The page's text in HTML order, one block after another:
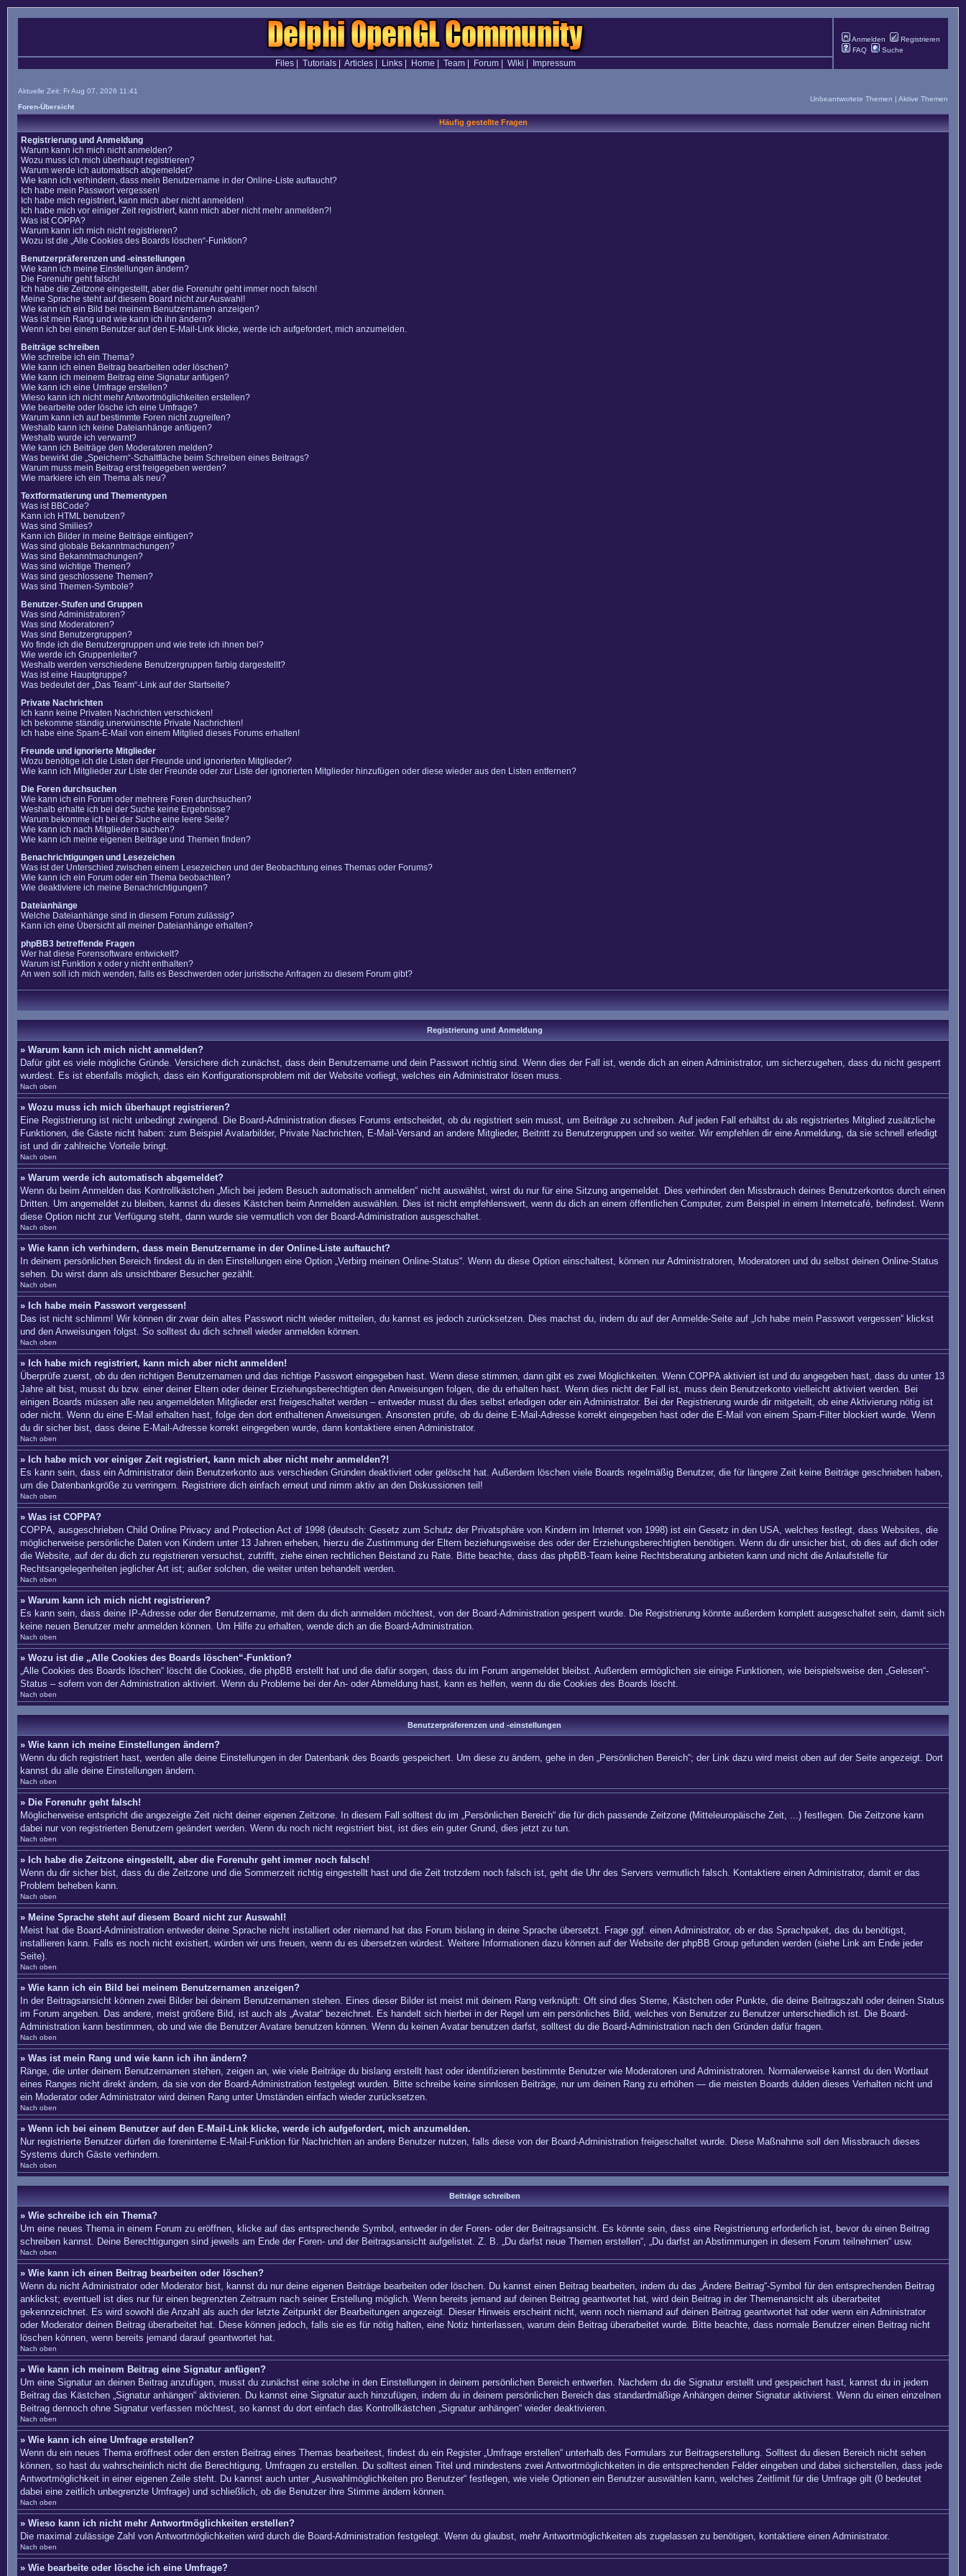
Anmelden
Registrieren
FAQ
Suche
Files| Tutorials| Articles| Links| Home Team| Forum| Wiki Impressum
Aktuelle Zeit: Fr Aug 07, 2026 11:41
Foren-Übersicht
Unbeantwortete Themen | Aktive Themen
Häufig gestellte Fragen
Registrierung und Anmeldung
Warum kann ich mich nicht anmelden?
Wozu muss ich mich überhaupt registrieren?
Warum werde ich automatisch abgemeldet?
Wie kann ich verhindern, dass mein Benutzername in der Online-Liste auftaucht?
Ich habe mein Passwort vergessen!
Ich habe mich registriert, kann mich aber nicht anmelden!
Ich habe mich vor einiger Zeit registriert, kann mich aber nicht mehr anmelden?!
Was ist COPPA?
Warum kann ich mich nicht registrieren?
Wozu ist die „Alle Cookies des Boards löschen“-Funktion?
Benutzerpräferenzen und -einstellungen
Wie kann ich meine Einstellungen ändern?
Die Forenuhr geht falsch!
Ich habe die Zeitzone eingestellt, aber die Forenuhr geht immer noch falsch!
Meine Sprache steht auf diesem Board nicht zur Auswahl!
Wie kann ich ein Bild bei meinem Benutzernamen anzeigen?
Was ist mein Rang und wie kann ich ihn ändern?
Wenn ich bei einem Benutzer auf den E-Mail-Link klicke, werde ich aufgefordert, mich anzumelden.
Beiträge schreiben
Wie schreibe ich ein Thema?
Wie kann ich einen Beitrag bearbeiten oder löschen?
Wie kann ich meinem Beitrag eine Signatur anfügen?
Wie kann ich eine Umfrage erstellen?
Wieso kann ich nicht mehr Antwortmöglichkeiten erstellen?
Wie bearbeite oder lösche ich eine Umfrage?
Warum kann ich auf bestimmte Foren nicht zugreifen?
Weshalb kann ich keine Dateianhänge anfügen?
Weshalb wurde ich verwarnt?
Wie kann ich Beiträge den Moderatoren melden?
Was bewirkt die „Speichern“-Schaltfläche beim Schreiben eines Beitrags?
Warum muss mein Beitrag erst freigegeben werden?
Wie markiere ich ein Thema als neu?
Textformatierung und Thementypen
Was ist BBCode?
Kann ich HTML benutzen?
Was sind Smilies?
Kann ich Bilder in meine Beiträge einfügen?
Was sind globale Bekanntmachungen?
Was sind Bekanntmachungen?
Was sind wichtige Themen?
Was sind geschlossene Themen?
Was sind Themen-Symbole?
Benutzer-Stufen und Gruppen
Was sind Administratoren?
Was sind Moderatoren?
Was sind Benutzergruppen?
Wo finde ich die Benutzergruppen und wie trete ich ihnen bei?
Wie werde ich Gruppenleiter?
Weshalb werden verschiedene Benutzergruppen farbig dargestellt?
Was ist eine Hauptgruppe?
Was bedeutet der „Das Team“-Link auf der Startseite?
Private Nachrichten
Ich kann keine Privaten Nachrichten verschicken!
Ich bekomme ständig unerwünschte Private Nachrichten!
Ich habe eine Spam-E-Mail von einem Mitglied dieses Forums erhalten!
Freunde und ignorierte Mitglieder
Wozu benötige ich die Listen der Freunde und ignorierten Mitglieder?
Wie kann ich Mitglieder zur Liste der Freunde oder zur Liste der ignorierten Mitglieder hinzufügen oder diese wieder aus den Listen entfernen?
Die Foren durchsuchen
Wie kann ich ein Forum oder mehrere Foren durchsuchen?
Weshalb erhalte ich bei der Suche keine Ergebnisse?
Warum bekomme ich bei der Suche eine leere Seite?
Wie kann ich nach Mitgliedern suchen?
Wie kann ich meine eigenen Beiträge und Themen finden?
Benachrichtigungen und Lesezeichen
Was ist der Unterschied zwischen einem Lesezeichen und der Beobachtung eines Themas oder Forums?
Wie kann ich ein Forum oder ein Thema beobachten?
Wie deaktiviere ich meine Benachrichtigungen?
Dateianhänge
Welche Dateianhänge sind in diesem Forum zulässig?
Kann ich eine Übersicht all meiner Dateianhänge erhalten?
phpBB3 betreffende Fragen
Wer hat diese Forensoftware entwickelt?
Warum ist Funktion x oder y nicht enthalten?
An wen soll ich mich wenden, falls es Beschwerden oder juristische Anfragen zu diesem Forum gibt?
Registrierung und Anmeldung
» Warum kann ich mich nicht anmelden?
Dafür gibt es viele mögliche Gründe. Versichere dich zunächst, dass dein Benutzername und dein Passwort richtig sind. Wenn dies der Fall ist, wende dich an einen Administrator, um sicherzugehen, dass du nicht gesperrt
wurdest. Es ist ebenfalls möglich, dass ein Konfigurationsproblem mit der Website vorliegt, welches ein Administrator lösen muss.
Nach oben
» Wozu muss ich mich überhaupt registrieren?
Eine Registrierung ist nicht unbedingt zwingend. Die Board-Administration dieses Forums entscheidet, ob du registriert sein musst, um Beiträge zu schreiben. Auf jeden Fall erhältst du als registriertes Mitglied zusätzliche
Funktionen, die Gäste nicht haben: zum Beispiel Avatarbilder, Private Nachrichten, E-Mail-Versand an andere Mitglieder, Beitritt zu Benutzergruppen und so weiter. Wir empfehlen dir eine Anmeldung, da sie schnell erledigt
ist und dir zahlreiche Vorteile bringt.
Nach oben
» Warum werde ich automatisch abgemeldet?
Wenn du beim Anmelden das Kontrollkästchen „Mich bei jedem Besuch automatisch anmelden“ nicht auswählst, wirst du nur für eine Sitzung angemeldet. Dies verhindert den Missbrauch deines Benutzerkontos durch einen
Dritten. Um angemeldet zu bleiben, kannst du dieses Kästchen beim Anmelden auswählen. Dies ist nicht empfehlenswert, wenn du dich an einem öffentlichen Computer, zum Beispiel in einem Internetcafé, befindest. Wenn
diese Option nicht zur Verfügung steht, dann wurde sie vermutlich von der Board-Administration ausgeschaltet.
Nach oben
» Wie kann ich verhindern, dass mein Benutzername in der Online-Liste auftaucht?
In deinem persönlichen Bereich findest du in den Einstellungen eine Option „Verbirg meinen Online-Status“. Wenn du diese Option einschaltest, können nur Administratoren, Moderatoren und du selbst deinen Online-Status
sehen. Du wirst dann als unsichtbarer Besucher gezählt.
Nach oben
» Ich habe mein Passwort vergessen!
Das ist nicht schlimm! Wir können dir zwar dein altes Passwort nicht wieder mitteilen, du kannst es jedoch zurücksetzen. Dies machst du, indem du auf der Anmelde-Seite auf „Ich habe mein Passwort vergessen“ klickst
und den Anweisungen folgst. So solltest du dich schnell wieder anmelden können.
Nach oben
» Ich habe mich registriert, kann mich aber nicht anmelden!
Überprüfe zuerst, ob du den richtigen Benutzernamen und das richtige Passwort eingegeben hast. Wenn diese stimmen, dann gibt es zwei Möglichkeiten. Wenn COPPAaktiviert ist und du angegeben hast, dass du unter 13
Jahre alt bist, musst du bzw. einer deiner Eltern oder deiner Erziehungsberechtigten den Anweisungen folgen, die du erhalten hast. Wenn dies nicht der Fall ist, muss dein Benutzerkonto vielleicht aktiviert werden. Bei
einigen Boards müssen alle neu angemeldeten Mitglieder erst freigeschaltet werden – entweder musst du dies selbst erledigen oder ein Administrator. Bei der Registrierung wurde dir mitgeteilt, ob eine Aktivierung nötig ist
oder nicht. Wenn du eine E-Mail erhalten hast, folge den dort enthaltenen Anweisungen. Ansonsten prüfe, ob du deine E-Mail-Adresse korrekt eingegeben hast oder die E-Mail von einem Spam-Filter blockiert wurde. Wenn
du dir sicher bist, dass deine E-Mail-Adresse korrekt eingegeben wurde, dann kontaktiere einen Administrator.
Nach oben
» Ich habe mich vor einiger Zeit registriert, kann mich aber nicht mehr anmelden?!
Es kann sein, dass ein Administrator dein Benutzerkonto aus verschieden Gründen deaktiviert oder gelöscht hat. Außerdem löschen viele Boards regelmäßig Benutzer, die für längere Zeit keine Beiträge geschrieben haben,
um die Datenbankgröße zu verringern. Registriere dich einfach erneut und nimm aktiv an den Diskussionen teil!
Nach oben
» Was ist COPPA?
COPPA, ausgeschrieben Child Online Privacy and Protection Act of 1998 (deutsch: Gesetz zum Schutz der Privatsphäre von Kindern im Internet von 1998) ist ein Gesetz in den USA, welches festlegt, dass Websites, die
möglicherweise persönliche Daten von Kindern unter 13 Jahren erheben, hierzu die Zustimmung der Eltern beziehungsweise des oder der Erziehungsberechtigten benötigen. Wenn du dir unsicher bist, ob dies auf dich oder
die Website, auf der du dich zu registrieren versuchst, zutrifft, ziehe einen rechtlichen Beistand zu Rate. Bitte beachte, dass das phpBB-Team keine Rechtsberatung anbieten kann und nicht die Anlaufstelle für
Rechtsangelegenheiten jeglicher Art ist; außer solchen, die weiter unten behandelt werden.
Nach oben
» Warum kann ich mich nicht registrieren?
Es kann sein, dass deine IP-Adresse oder der Benutzername, mit dem du dich anmelden möchtest, von der Board-Administration gesperrt wurde. Die Registrierung könnte außerdem komplett ausgeschaltet sein, damit sich
keine neuen Benutzer mehr anmelden können. Um Hilfe zu erhalten, wende dich an die Board-Administration.
Nach oben
» Wozu ist die „Alle Cookies des Boards löschen“-Funktion?
„Alle Cookies des Boards löschen“ löscht die Cookies, die phpBB erstellt hat und die dafür sorgen, dass du im Forum angemeldet bleibst. Außerdem ermöglichen sie einige Funktionen, wie beispielsweise den „Gelesen“-
Status – sofern von der Administration aktiviert. Wenn du Probleme bei der An- oder Abmeldung hast, kann es helfen, wenn du die Cookies des Boards löscht.
Nach oben
Benutzerpräferenzen und -einstellungen
» Wie kann ich meine Einstellungen ändern?
Wenn du dich registriert hast, werden alle deine Einstellungen in der Datenbank des Boards gespeichert. Um diese zu ändern, gehe in den „Persönlichen Bereich“; der Link dazu wird meist oben auf der Seite angezeigt. Dort
kannst du alle deine Einstellungen ändern.
Nach oben
» Die Forenuhr geht falsch!
Möglicherweise entspricht die angezeigte Zeit nicht deiner eigenen Zeitzone. In diesem Fall solltest du im „Persönlichen Bereich“ die für dich passende Zeitzone (Mitteleuropäische Zeit, ...) festlegen. Die Zeitzone kann
dabei nur von registrierten Benutzern geändert werden. Wenn du noch nicht registriert bist, ist dies ein guter Grund, dies jetzt zu tun.
Nach oben
» Ich habe die Zeitzone eingestellt, aber die Forenuhr geht immer noch falsch!
Wenn du dir sicher bist, dass du die Zeitzone und die Sommerzeit richtig eingestellt hast und die Zeit trotzdem noch falsch ist, geht die Uhr des Servers vermutlich falsch. Kontaktiere einen Administrator, damit er das
Problem beheben kann.
Nach oben
» Meine Sprache steht auf diesem Board nicht zur Auswahl!
Meist hat die Board-Administration entweder deine Sprache nicht installiert oder niemand hat das Forum bislang in deine Sprache übersetzt. Frage ggf. einen Administrator, ob er das Sprachpaket, das du benötigst,
installieren kann. Falls es noch nicht existiert, würden wir uns freuen, wenn du es übersetzen würdest. Weitere Informationen dazu können auf der Website der phpBB Group gefunden werden (siehe Link am Ende jeder
Seite).
Nach oben
» Wie kann ich ein Bild bei meinem Benutzernamen anzeigen?
In der Beitragsansicht können zwei Bilder bei deinem Benutzernamen stehen. Eines dieser Bilder ist meist mit deinem Rang verknüpft: Oft sind dies Sterne, Kästchen oder Punkte, die deine Beitragszahl oder deinen Status
im Forum angeben. Das andere, meist größere Bild, ist auch als „Avatar“ bezeichnet. Es handelt sich hierbei in der Regel um ein persönliches Bild, welches von Benutzer zu Benutzer unterschiedlich ist. Die Board-
Administration kann bestimmen, ob und wie die Benutzer Avatare benutzen können. Wenn du keinen Avatar benutzen darfst, solltest du die Board-Administration nach den Gründen dafür fragen.
Nach oben
» Was ist mein Rang und wie kann ich ihn ändern?
Ränge, die unter deinem Benutzernamen stehen, zeigen an, wie viele Beiträge du bislang erstellt hast oder identifizieren bestimmte Benutzer wie Moderatoren und Administratoren. Normalerweise kannst du den Wortlaut
eines Ranges nicht direkt ändern, da sie von der Board-Administration festgelegt wurden. Bitte schreibe keine sinnlosen Beiträge, nur um deinen Rang zu erhöhen — die meisten Boards dulden dieses Verhalten nicht und
ein Moderator oder Administrator wird deinen Rang unter Umständen einfach wieder zurücksetzen.
Nach oben
» Wenn ich bei einem Benutzer auf den E-Mail-Link klicke, werde ich aufgefordert, mich anzumelden.
Nur registrierte Benutzer dürfen die foreninterne E-Mail-Funktion für Nachrichten an andere Benutzer nutzen, falls diese von der Board-Administration freigeschaltet wurde. Diese Maßnahme soll den Missbrauch dieses
Systems durch Gäste verhindern.
Nach oben
Beiträge schreiben
» Wie schreibe ich ein Thema?
Um eine neues Thema in einem Forum zu eröffnen, klicke auf das entsprechende Symbol, entweder in der Foren- oder der Beitragsansicht. Es könnte sein, dass eine Registrierung erforderlich ist, bevor du einen Beitrag
schreiben kannst. Deine Berechtigungen sind jeweils am Ende der Foren- und der Beitragsansicht aufgelistet. Z. B. „Du darfst neue Themen erstellen“, „Du darfst an Abstimmungen in diesem Forum teilnehmen“ usw.
Nach oben
» Wie kann ich einen Beitrag bearbeiten oder löschen?
Wenn du nicht Administrator oder Moderator bist, kannst du nur deine eigenen Beiträge bearbeiten oder löschen. Du kannst einen Beitrag bearbeiten, indem du das „Ändere Beitrag“-Symbol für den entsprechenden Beitrag
anklickst; eventuell ist dies nur für einen begrenzten Zeitraum nach seiner Erstellung möglich. Wenn bereits jemand auf deinen Beitrag geantwortet hat, wird dein Beitrag in der Themenansicht als überarbeitet
gekennzeichnet. Es wird sowohl die Anzahl als auch der letzte Zeitpunkt der Bearbeitungen angezeigt. Dieser Hinweis erscheint nicht, wenn noch niemand auf deinen Beitrag geantwortet hat oder wenn ein Administrator
oder Moderator deinen Beitrag überarbeitet hat. Diese können jedoch, falls sie es für nötig halten, eine Notiz hinterlassen, warum dein Beitrag überarbeitet wurde. Bitte beachte, dass normale Benutzer einen Beitrag nicht
löschen können, wenn bereits jemand darauf geantwortet hat.
Nach oben
» Wie kann ich meinem Beitrag eine Signatur anfügen?
Um eine Signatur an deinen Beitrag anzufügen, musst du zunächst eine solche in den Einstellungen in deinem persönlichen Bereich entwerfen. Nachdem du die Signatur erstellt und gespeichert hast, kannst du in jedem
Beitrag das Kästchen „Signatur anhängen“ aktivieren. Du kannst eine Signatur auch hinzufügen, indem du in deinem persönlichen Bereich das standardmäßige Anhängen deiner Signatur aktivierst. Wenn du einen einzelnen
Beitrag dennoch ohne Signatur verfassen möchtest, so kannst du dort einfach das Kontrollkästchen „Signatur anhängen“ wieder deaktivieren.
Nach oben
» Wie kann ich eine Umfrage erstellen?
Wenn du ein neues Thema eröffnest oder den ersten Beitrag eines Themas bearbeitest, findest du ein Register „Umfrage erstellen“ unterhalb des Formulars zur Beitragserstellung. Solltest du diesen Bereich nicht sehen
können, so hast du wahrscheinlich nicht die Berechtigung, Umfragen zu erstellen. Du solltest einen Titel und mindestens zwei Antwortmöglichkeiten in die entsprechenden Felder eingeben und dabei sicherstellen, dass jede
Antwortmöglichkeit in einer eigenen Zeile steht. Du kannst auch unter „Auswahlmöglichkeiten pro Benutzer“ festlegen, wie viele Optionen ein Benutzer auswählen kann, welches Zeitlimit für die Umfrage gilt (0 bedeutet
dabei eine zeitlich unbegrenzte Umfrage) und schließlich, ob die Benutzer ihre Stimme ändern können.
Nach oben
» Wieso kann ich nicht mehr Antwortmöglichkeiten erstellen?
Die maximal zulässige Zahl von Antwortmöglichkeiten wird durch die Board-Administration festgelegt. Wenn du glaubst, mehr Antwortmöglichkeiten als zugelassen zu benötigen, kontaktiere einen Administrator.
Nach oben
» Wie bearbeite oder lösche ich eine Umfrage?